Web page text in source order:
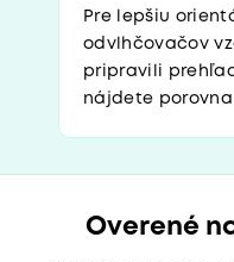
Pre lepšiu
odvlhčovačov
pripravili
nájdete
Overené